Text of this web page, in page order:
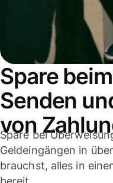
Spare
Senden
von
Spare bei
Geldeingängen in
brauchst, alles in